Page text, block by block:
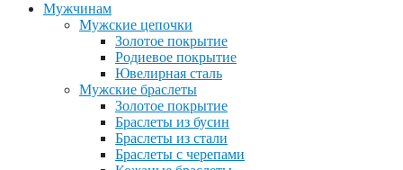
Мужчинам
Мужские цепочки
Золотое покрытие
Родиевое покрытие
Ювелирная сталь
Мужские браслеты
Золотое покрытие
Браслеты из бусин
Браслеты из стали
Браслеты с черепами